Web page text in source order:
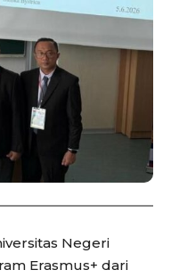
Negeri
Erasmus+ dari